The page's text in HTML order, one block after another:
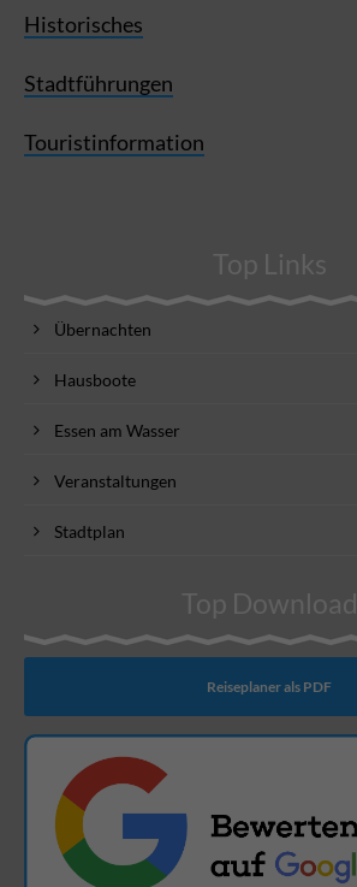
Historisches
Stadtführungen
Touristinformation
Top Links
Übernachten
Hausboote
Essen am Wasser
Veranstaltungen
Stadtplan
Top Download
Reiseplaner als PDF